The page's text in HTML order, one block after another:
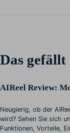
Das
AIReel Review:
Neugierig, ob der
wird? Sehen Sie sich
Funktionen, Vorteile,